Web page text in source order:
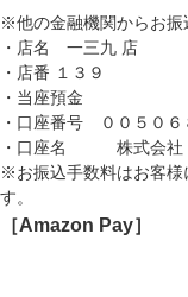
※他の金融機関からお振
・店名 一三九 店
・店番 １３９
・当座預金
・口座番号 ００５０６
・口座名 株式会社
※お振込手数料はお客様
す。
［Amazon Pay］